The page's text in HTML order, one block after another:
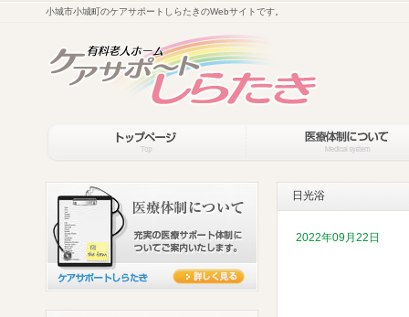
小城市小城町のケアサポートしらたきのWebサイトです。
日光浴
2022年09月22日